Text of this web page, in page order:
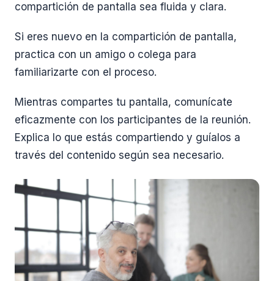
compartición de pantalla sea fluida y clara.
Si eres nuevo en la compartición de pantalla,
practica con un amigo o colega para
familiarizarte con el proceso.
Mientras compartes tu pantalla, comunícate
eficazmente con los participantes de la reunión.
Explica lo que estás compartiendo y guíalos a
través del contenido según sea necesario.